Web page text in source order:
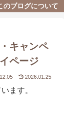
のブログについて
キャンペ
ページ
2026.01.25
ます。